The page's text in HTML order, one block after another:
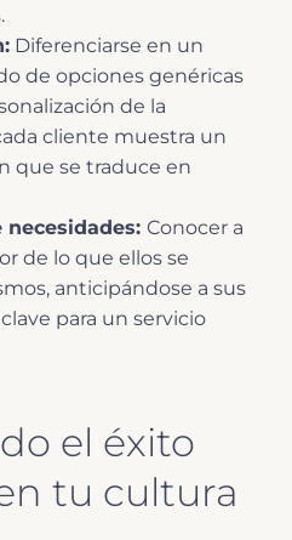
Diferenciarse en un
de opciones genéricas
de la
cliente muestra un
que se traduce en
Conocer a
de lo que ellos se
anticipándose a sus
para un servicio
el éxito
tu cultura